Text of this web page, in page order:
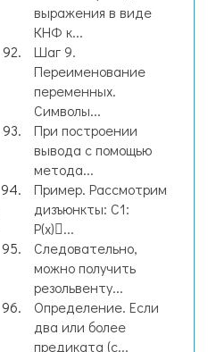
выражения в виде
КНФ к...
Шаг 9.
Переименование
переменных.
Символы...
При построении
вывода с помощью
метода...
Пример. Рассмотрим
дизъюнкты: C1:
P(x)...
Следовательно,
можно получить
резольвенту...
Определение. Если
два или более
предиката (с...